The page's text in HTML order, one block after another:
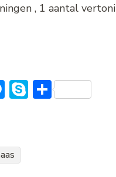
, 1 aantal
Messenger
Skype
Delen